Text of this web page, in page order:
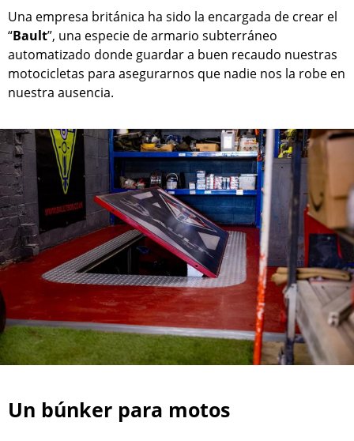
Una empresa británica ha sido la encargada de crear el
“Bault”, una especie de armario subterráneo
automatizado donde guardar a buen recaudo nuestras
motocicletas para asegurarnos que nadie nos la robe en
nuestra ausencia.
Un búnker para motos